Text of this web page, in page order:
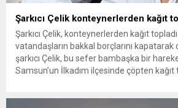
Şarkıcı Çelik konteynerlerden kağıt
Şarkıcı Çelik, konteynerlerden kağıt
vatandaşların bakkal borçlarını
şarkıcı Çelik, bu sefer bambaşka bir
Samsun’un İlkadım ilçesinde çöpten